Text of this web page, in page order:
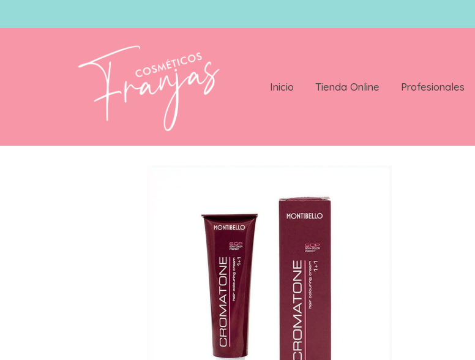
Inicio Tienda Online Profesionales
Montibello Cromatone 60gr Color 9 1